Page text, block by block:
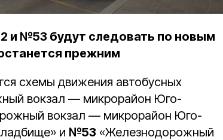
и №53 будут следовать по новым
прежним
схемы движения автобусных
вокзал — микрорайон Юго-
вокзал — микрорайон Юго-
и №53 «Железнодорожный